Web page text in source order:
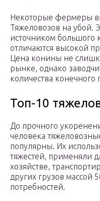
Некоторые фермеры
Тяжеловозов на убой.
источником большого
отличаются высокой
Цена конины не
рынке, однако
количества конечного
Топ-10
До прочного
человека
популярны. Их
тяжестей, применяли
хозяйстве,
других грузов массой
потребностей.